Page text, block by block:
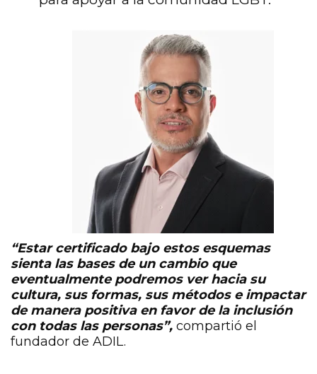
“Estar certificado bajo estos esquemas
sienta las bases de un cambio que
eventualmente podremos ver hacia su
cultura, sus formas, sus métodos e impactar
de manera positiva en favor de la inclusión
con todas las personas”, compartió el
fundador de ADIL.